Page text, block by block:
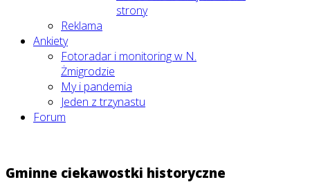
strony
Reklama
Ankiety
Fotoradar i monitoring w N.
Żmigrodzie
My i pandemia
Jeden z trzynastu
Forum
Gminne ciekawostki historyczne